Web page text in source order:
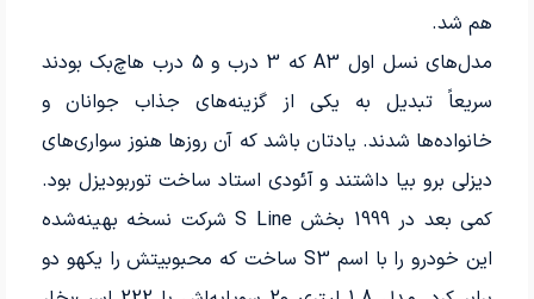
هم شد.
مدل‌های نسل اول A3 که 3 درب و 5 درب هاچ‌بک بودند
سریعاً تبدیل به یکی از گزینه‌های جذاب جوانان و
خانواده‌ها شدند. یادتان باشد که آن روزها هنوز سواری‌های
دیزلی برو بیا داشتند و آئودی استاد ساخت توربودیزل بود.
کمی بعد در 1999 بخش S Line شرکت نسخه بهینه‌شده
این خودرو را با اسم S3 ساخت که محبوبیتش را یکهو دو